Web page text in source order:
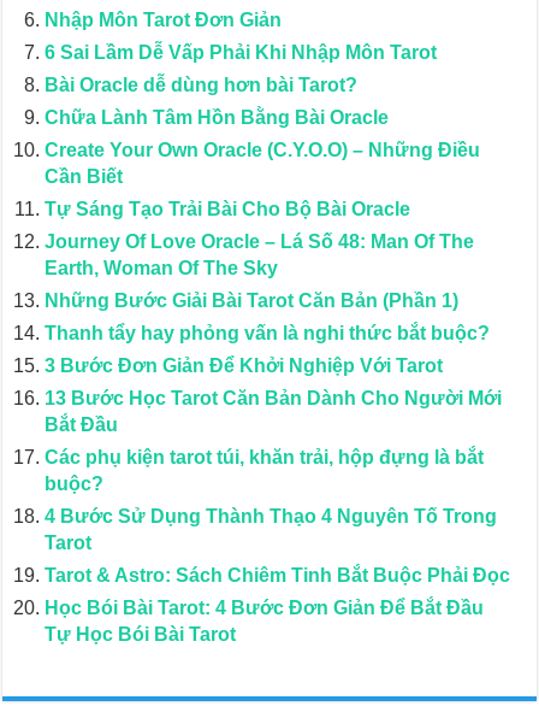
Nhập Môn Tarot Đơn Giản
6 Sai Lầm Dễ Vấp Phải Khi Nhập Môn Tarot
Bài Oracle dễ dùng hơn bài Tarot?
Chữa Lành Tâm Hồn Bằng Bài Oracle
Create Your Own Oracle (C.Y.O.O) – Những Điều
Cần Biết
Tự Sáng Tạo Trải Bài Cho Bộ Bài Oracle
Journey Of Love Oracle – Lá Số 48: Man Of The
Earth, Woman Of The Sky
Những Bước Giải Bài Tarot Căn Bản (Phần 1)
Thanh tẩy hay phỏng vấn là nghi thức bắt buộc?
3 Bước Đơn Giản Để Khởi Nghiệp Với Tarot
13 Bước Học Tarot Căn Bản Dành Cho Người Mới
Bắt Đầu
Các phụ kiện tarot túi, khăn trải, hộp đựng là bắt
buộc?
4 Bước Sử Dụng Thành Thạo 4 Nguyên Tố Trong
Tarot
Tarot & Astro: Sách Chiêm Tinh Bắt Buộc Phải Đọc
Học Bói Bài Tarot: 4 Bước Đơn Giản Để Bắt Đầu
Tự Học Bói Bài Tarot